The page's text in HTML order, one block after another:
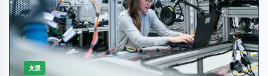
支援